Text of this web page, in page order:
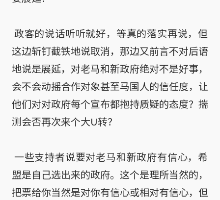
这边斩钉截铁地说取消，那边又前言不对后语
地说是展延，对老马和新政府绝对不是好事，
会不会动摇合作对象甚至马国人的信任度，让
他们对对政府每个宣布都抱持质疑的态度？揣
测会否再次来个大U转？
盟是自己选出来的政府。这个是理所当然的，
把票给你当然是对你有信心或相对有信心，但